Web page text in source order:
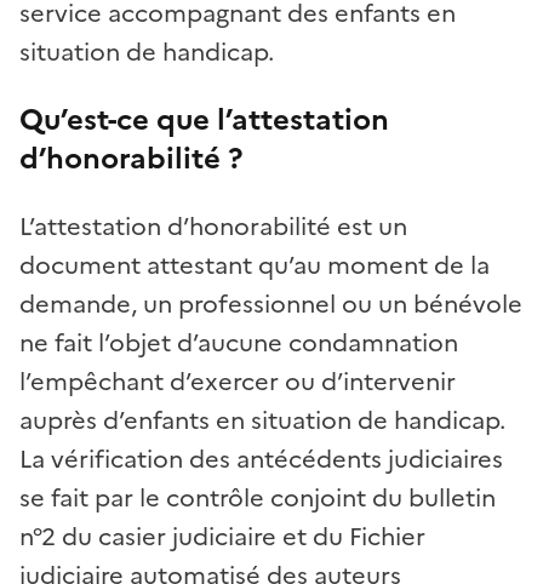
service accompagnant des enfants en
situation de handicap.
Qu’est-ce que l’attestation
d’honorabilité ?
L’attestation d’honorabilité est un
document attestant qu’au moment de la
demande, un professionnel ou un bénévole
ne fait l’objet d’aucune condamnation
l’empêchant d’exercer ou d’intervenir
auprès d’enfants en situation de handicap.
La vérification des antécédents judiciaires
se fait par le contrôle conjoint du bulletin
n°2 du casier judiciaire et du Fichier
judiciaire automatisé des auteurs